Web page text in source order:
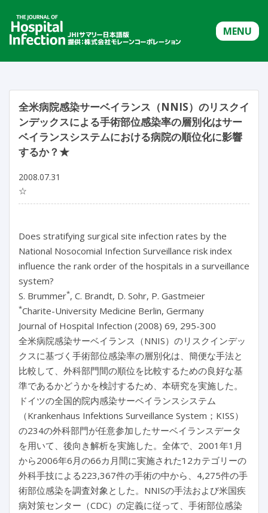
MENU
全米病院感染サーベイランス（NNIS）のリスクイ
ンデックスによる手術部位感染率の層別化はサー
ベイランスシステムにおける病院の順位化に影響
するか？★
2008.07.31
☆
Does stratifying surgical site infection rates by the
National Nosocomial Infection Surveillance risk index
influence the rank order of the hospitals in a surveillance
system?
S. Brummer*, C. Brandt, D. Sohr, P. Gastmeier
*Charite-University Medicine Berlin, Germany
Journal of Hospital Infection (2008) 69, 295-300
全米病院感染サーベイランス（NNIS）のリスクインデッ
クスに基づく手術部位感染率の層別化は、簡便な手法と
比較して、外科部門間の順位を比較するための良好な基
準であるかどうかを検討するため、本研究を実施した。
ドイツの全国的院内感染サーベイランスシステム
（Krankenhaus Infektions Surveillance System；KISS）
の234の外科部門が任意参加したサーベイランスデータ
を用いて、後向き解析を実施した。全体で、2001年1月
から2006年6月の66カ月間に実施された12カテゴリーの
外科手技による223,367件の手術の中から、4,275件の手
術部位感染を調査対象とした。NNISの手法および米国疾
病対策センター（CDC）の定義に従って、手術部位感染